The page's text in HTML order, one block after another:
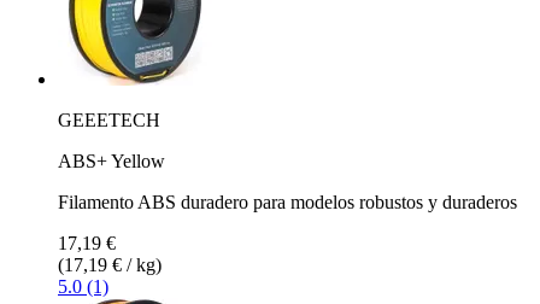
GEEETECH
ABS+ Yellow
Filamento ABS duradero para modelos robustos y duraderos
17,19 €
(17,19 € / kg)
5.0 (1)